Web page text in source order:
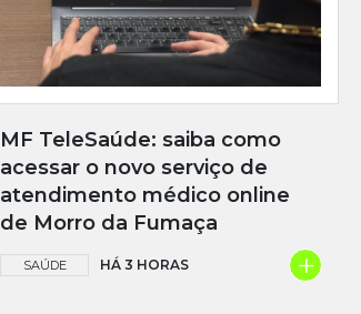
MF TeleSaúde: saiba como
acessar o novo serviço de
atendimento médico online
de Morro da Fumaça
SAÚDE HÁ 3 HORAS +